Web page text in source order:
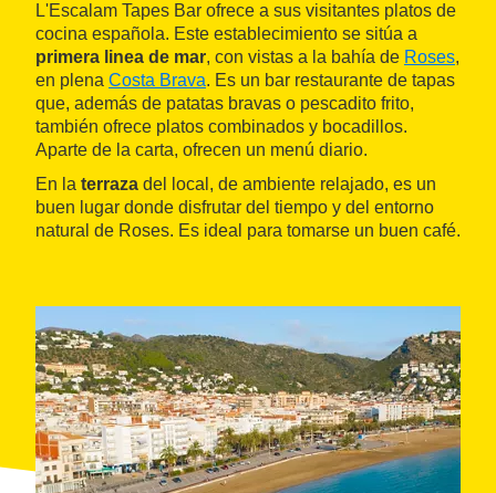
L'Escalam Tapes Bar ofrece a sus visitantes platos de
cocina española. Este establecimiento se sitúa a
primera linea de mar, con vistas a la bahía de Roses,
en plena Costa Brava. Es un bar restaurante de tapas
que, además de patatas bravas o pescadito frito,
también ofrece platos combinados y bocadillos.
Aparte de la carta, ofrecen un menú diario.
En la terraza del local, de ambiente relajado, es un
buen lugar donde disfrutar del tiempo y del entorno
natural de Roses. Es ideal para tomarse un buen café.